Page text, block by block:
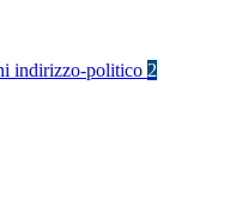
indirizzo-politico 2